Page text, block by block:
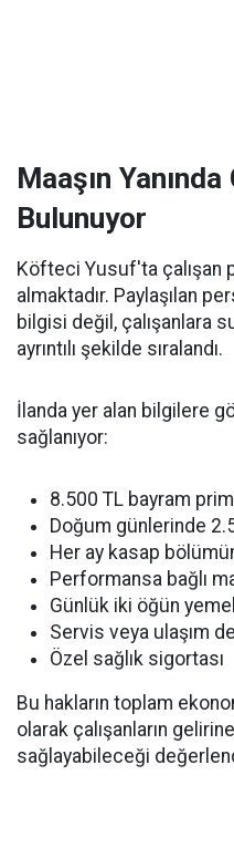
Maaşın
Bulunuyor
Köfteci Yusuf'ta çalışan
almaktadır. Paylaşılan
bilgisi değil, çalışanlara
ayrıntılı şekilde sıralandı.
İlanda yer alan bilgilere
sağlanıyor:
8.500 TL bayram
Doğum günlerinde
Her ay kasap
Performansa bağlı
Günlük iki öğün
Servis veya ulaşım
Özel sağlık sigortası
Bu hakların toplam
olarak çalışanların
sağlayabileceği